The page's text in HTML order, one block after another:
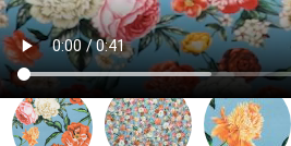
Артикул:009213